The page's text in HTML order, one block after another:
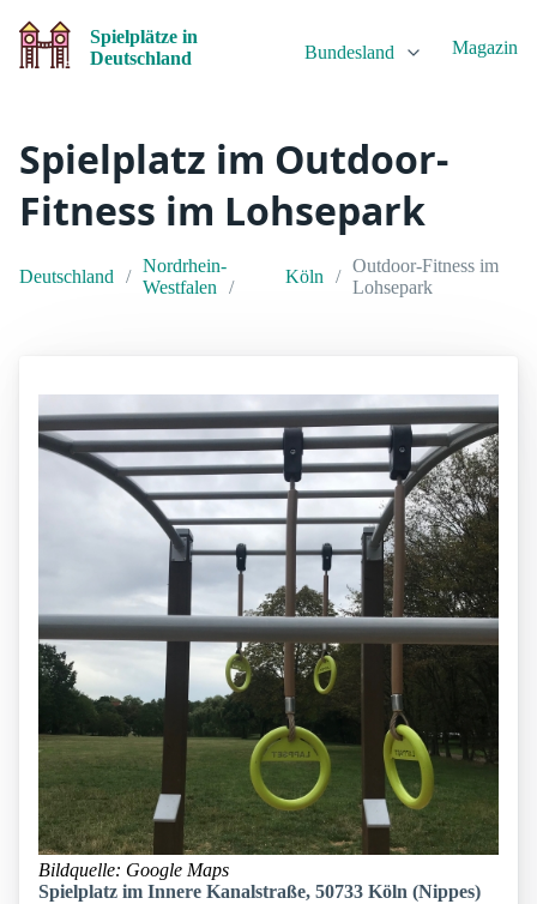
Spielplätze in
Deutschland
Bundesland Magazin
Spielplatz im Outdoor-
Fitness im Lohsepark
Deutschland
Nordrhein-
Westfalen
Köln
Outdoor-Fitness im
Lohsepark
Bildquelle: Google Maps
Spielplatz im Innere Kanalstraße, 50733 Köln (Nippes)